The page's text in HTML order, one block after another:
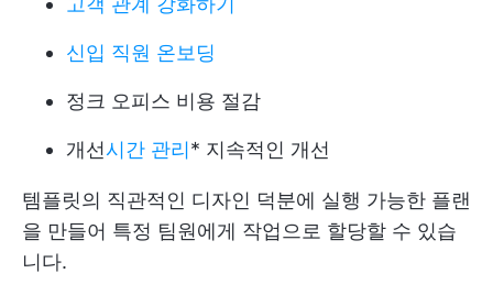
신입 직원 온보딩
정크 오피스 비용 절감
개선시간 관리* 지속적인 개선
템플릿의 직관적인 디자인 덕분에 실행 가능한 플랜
을 만들어 특정 팀원에게 작업으로 할당할 수 있습
니다.